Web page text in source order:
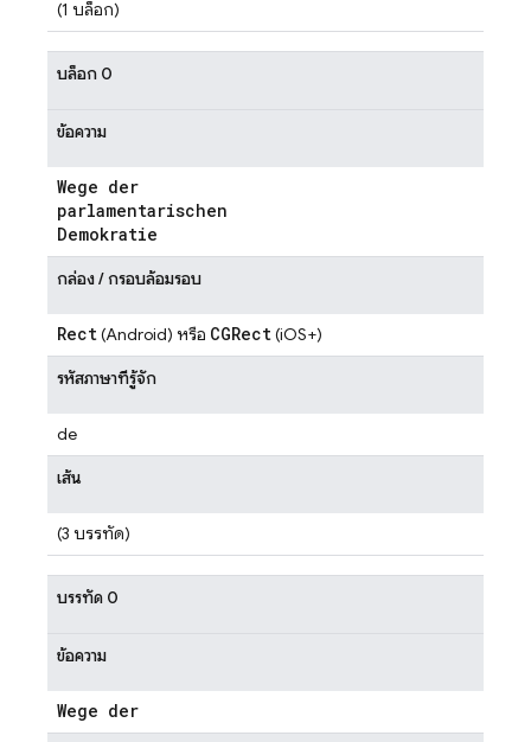
(1 บล็อก)
บล็อก 0
ข้อความ
Wege der
parlamentarischen
Demokratie
กล่อง / กรอบล้อมรอบ
Rect(Android) หรือ CGRect(iOS+)
รหัสภาษาที่รู้จัก
de
เส้น
(3 บรรทัด)
บรรทัด 0
ข้อความ
Wege der